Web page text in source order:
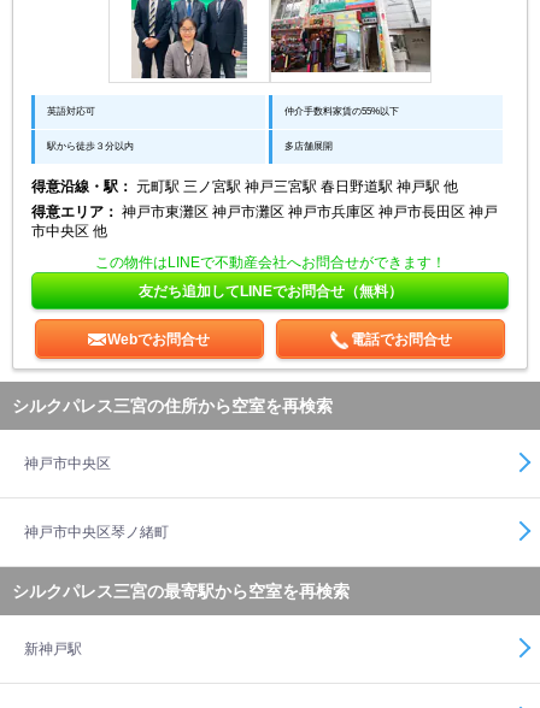
英語対応可 仲介手数料家賃の55%以下
駅から徒歩３分以内 多店舗展開
得意沿線・駅： 元町駅 三ノ宮駅 神戸三宮駅 春日野道駅 神戸駅 他
得意エリア： 神戸市東灘区 神戸市灘区 神戸市兵庫区 神戸市長田区 神戸
市中央区 他
この物件はLINEで不動産会社へお問合せができます！
友だち追加してLINEでお問合せ（無料）
Webでお問合せ 電話でお問合せ
シルクパレス三宮の住所から空室を再検索
神戸市中央区
神戸市中央区琴ノ緒町
シルクパレス三宮の最寄駅から空室を再検索
新神戸駅